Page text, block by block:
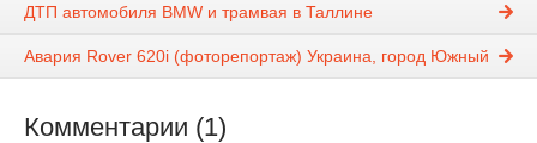
ДТП автомобиля BMW и трамвая в Таллине
Авария Rover 620i (фоторепортаж) Украина, город Южный
Комментарии (1)